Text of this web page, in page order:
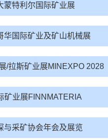
蒙特利尔国际矿业展
华国际矿业及矿山机械展
/拉斯矿业展MINEXPO 2028
矿业展FINNMATERIA
与采矿协会年会及展览